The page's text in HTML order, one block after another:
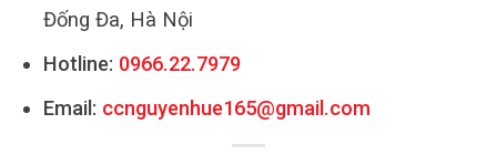
Đống Đa, Hà Nội
Hotline: 0966.22.7979
Email: ccnguyenhue165@gmail.com